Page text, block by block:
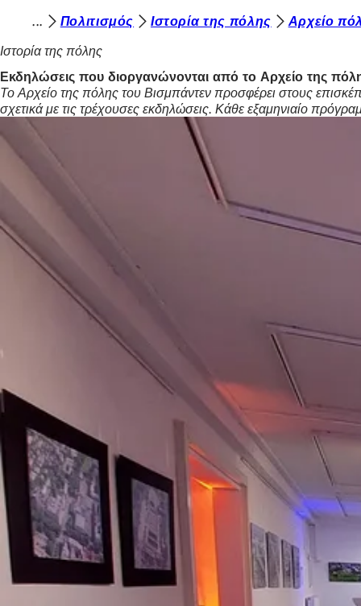
Μετάβαση στο περιεχόμενο
ρ
ί
σ
κ
ε
ε
Πολιτισμός Ιστορία της πόλης
Αρχείο
Ιστορία της πόλης
Εκδηλώσεις που διοργανώνονται από το Αρχείο της
Το Αρχείο της πόλης του Βισμπάντεν προσφέρει στους
σχετικά με τις τρέχουσες εκδηλώσεις. Κάθε εξαμηνιαίο